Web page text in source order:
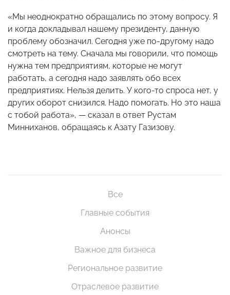
«Мы неоднократно обращались по этому вопросу. Я
и когда докладывал нашему президенту, данную
проблему обозначил. Сегодня уже по-другому надо
смотреть на тему. Сначала мы говорили, что помощь
нужна тем предприятиям, которые не могут
работать, а сегодня надо заявлять обо всех
предприятиях. Нельзя делить. У кого-то спроса нет, у
других оборот снизился. Надо помогать. Но это наша
с тобой работа», — сказал в ответ Рустам
Минниханов, обращаясь к Азату Газизову.
Все
Главные события
Анонсы
Важное для бизнеса
Региональное развитие
Отраслевое развитие